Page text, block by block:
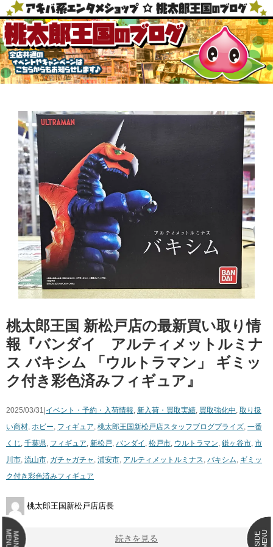
桃太郎王国 新松戸店の最新買い取り情
報『バンダイ アルティメットルミナ
ス バキシム 「ウルトラマン」 ギミッ
ク付き彩色済みフィギュア』
2025/03/31| イベント・予約・入荷情報, 新入荷・買取実績, 買取強化中, 取り扱
い商材, ホビー, フィギュア, 桃太郎王国新松戸店スタッフブログプライズ, 一番
くじ , 千葉県, フィギュア, 新松戸, バンダイ , 松戸市, ウルトラマン, 鎌ヶ谷市, 市
川市, 流山市, ガチャガチャ , 浦安市, アルティメットルミナス, バキシム, ギミッ
ク付き彩色済みフィギュア
桃太郎王国新松戸店店長
続きを見る
MAIN
MENU SIDEMENU